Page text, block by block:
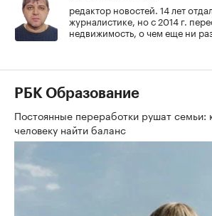
редактор новостей. 14 лет
журналистике, но с 2014 г.
недвижимость, о чем еще ни
РБК Образование
Постоянные переработки рушат семьи:
человеку найти баланс